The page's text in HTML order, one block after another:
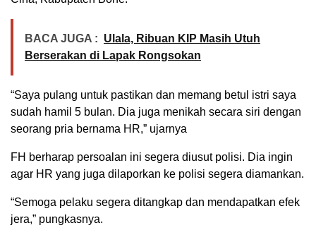
BACA JUGA : Ulala, Ribuan KIP Masih Utuh
Berserakan di Lapak Rongsokan
“Saya pulang untuk pastikan dan memang betul istri saya
sudah hamil 5 bulan. Dia juga menikah secara siri dengan
seorang pria bernama HR,” ujarnya
FH berharap persoalan ini segera diusut polisi. Dia ingin
agar HR yang juga dilaporkan ke polisi segera diamankan.
“Semoga pelaku segera ditangkap dan mendapatkan efek
jera,” pungkasnya.